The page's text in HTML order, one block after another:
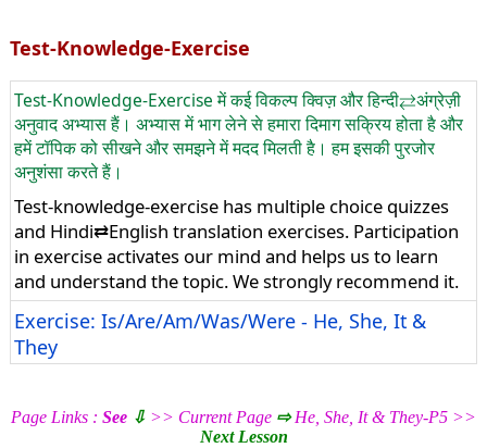
Test-Knowledge-Exercise
Test-Knowledge-Exercise में कई विकल्प क्विज़ और हिन्दी⇄अंग्रेज़ी
अनुवाद अभ्यास हैं। अभ्यास में भाग लेने से हमारा दिमाग सक्रिय होता है और
हमें टॉपिक को सीखने और समझने में मदद मिलती है। हम इसकी पुरजोर
अनुशंसा करते हैं।
Test-knowledge-exercise has multiple choice quizzes
and Hindi⇄English translation exercises. Participation
in exercise activates our mind and helps us to learn
and understand the topic. We strongly recommend it.
Exercise: Is/Are/Am/Was/Were - He, She, It &
They
Page Links : See ⇩ >> Current Page ⇨He, She, It & They-P5 >>
Next Lesson